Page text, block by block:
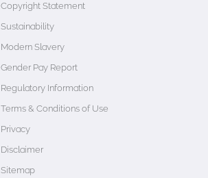
Copyright Statement
Sustainability
Modern Slavery
Gender Pay Report
Regulatory Information
Terms & Conditions of Use
Privacy
Disclaimer
Sitemap